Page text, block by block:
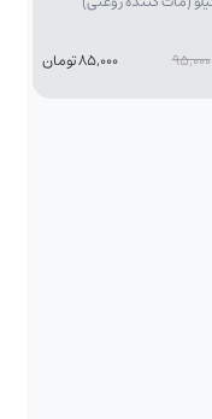
95,000 85,000 تومان